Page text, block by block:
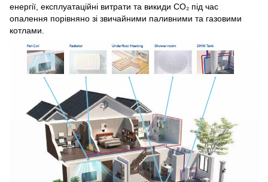
енергії, експлуатаційні витрати та викиди CO₂ під час
опалення порівняно зі звичайними паливними та газовими
котлами.